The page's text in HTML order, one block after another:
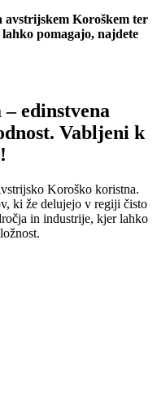
Koroškem ter
pomagajo, najdete
edinstvena
Vabljeni k
Koroško koristna.
ki že delujejo v regiji čisto
in industrije, kjer lahko